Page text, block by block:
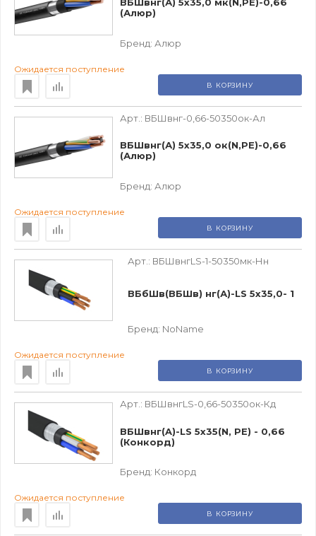
ВБШвнг(А) 5х35,0 мк(N,РЕ)-0,66
(Алюр)
Бренд: Алюр
Ожидается поступление
В КОРЗИНУ
Арт.: ВБШвнг-0,66-50350ок-Ал
ВБШвнг(А) 5х35,0 ок(N,РЕ)-0,66
(Алюр)
Бренд: Алюр
Ожидается поступление
В КОРЗИНУ
Арт.: ВБШвнгLS-1-50350мк-Нн
ВБбШв(ВБШв) нг(А)-LS 5х35,0- 1
Бренд: NoName
Ожидается поступление
В КОРЗИНУ
Арт.: ВБШвнгLS-0,66-50350ок-Кд
ВБШвнг(A)-LS 5х35(N, PE) - 0,66
(Конкорд)
Бренд: Конкорд
Ожидается поступление
В КОРЗИНУ